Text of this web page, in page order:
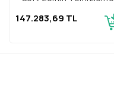
147.283,69 TL